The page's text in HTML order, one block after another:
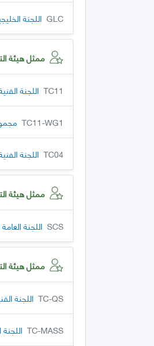
GLC اللجنة
ممثل هيئة
TC11 اللجنة
TC11-WG1
TC04 اللجنة
ممثل هيئة
SCS اللجنة
ممثل هيئة
TC-QS اللجنة
TC-MASS